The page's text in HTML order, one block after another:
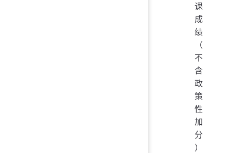
课
成
绩
（
不
含
政
策
性
加
分
）